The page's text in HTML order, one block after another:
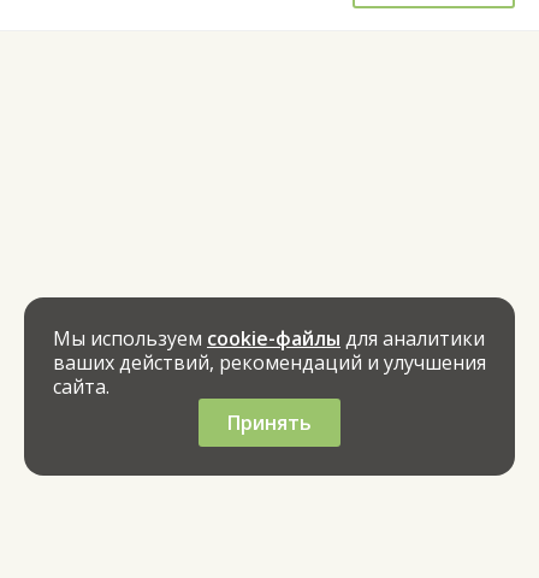
Мы используем cookie-файлы для аналитики
ваших действий, рекомендаций и улучшения
сайта.
Принять